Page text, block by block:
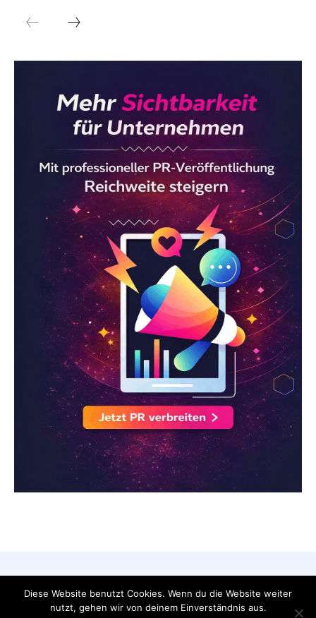
AGB Datenschutzerklärung
FAQ
Impressum Kontakt
Diese Website benutzt Cookies. Wenn du die Website weiter
nutzt, gehen wir von deinem Einverständnis aus.